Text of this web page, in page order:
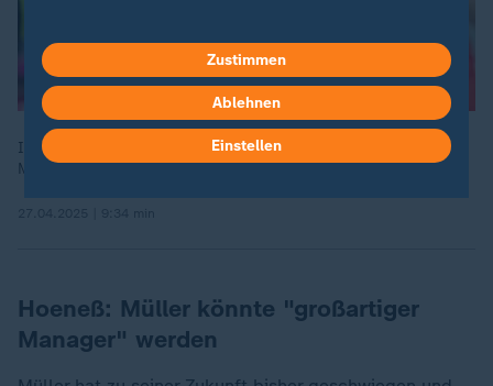
Im 500. Bundesliga-Spiel von Thomas Müller haben die
Münchner den FSV Mainz klar mit 3:0 geschlagen.
Hoeneß: Müller könnte "großartiger
Manager" werden
Zustimmen
Ablehnen
Einstellen